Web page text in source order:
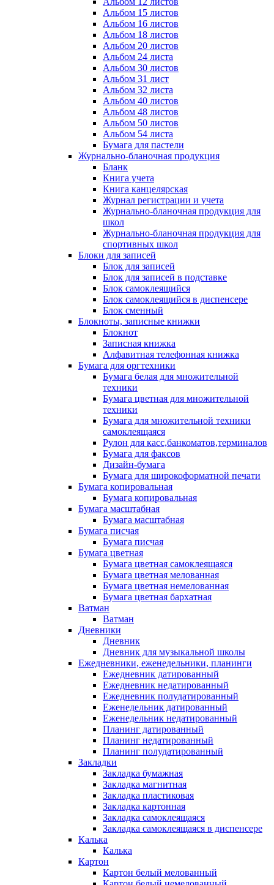
Альбом 15 листов
Альбом 16 листов
Альбом 18 листов
Альбом 20 листов
Альбом 24 листа
Альбом 30 листов
Альбом 31 лист
Альбом 32 листа
Альбом 40 листов
Альбом 48 листов
Альбом 50 листов
Альбом 54 листа
Бумага для пастели
Журнально-бланочная продукция
Бланк
Книга учета
Книга канцелярская
Журнал регистрации и учета
Журнально-бланочная продукция для
школ
Журнально-бланочная продукция для
спортивных школ
Блоки для записей
Блок для записей
Блок для записей в подставке
Блок самоклеящийся
Блок самоклеящийся в диспенсере
Блок сменный
Блокноты, записные книжки
Блокнот
Записная книжка
Алфавитная телефонная книжка
Бумага для оргтехники
Бумага белая для множительной
техники
Бумага цветная для множительной
техники
Бумага для множительной техники
самоклеящаяся
Рулон для касс,банкоматов,терминалов
Бумага для факсов
Дизайн-бумага
Бумага для широкоформатной печати
Бумага копировальная
Бумага копировальная
Бумага масштабная
Бумага масштабная
Бумага писчая
Бумага писчая
Бумага цветная
Бумага цветная самоклеящаяся
Бумага цветная мелованная
Бумага цветная немелованная
Бумага цветная бархатная
Ватман
Ватман
Дневники
Дневник
Дневник для музыкальной школы
Ежедневники, еженедельники, планинги
Ежедневник датированный
Ежедневник недатированный
Ежедневник полудатированный
Еженедельник датированный
Еженедельник недатированный
Планинг датированный
Планинг недатированный
Планинг полудатированный
Закладки
Закладка бумажная
Закладка магнитная
Закладка пластиковая
Закладка картонная
Закладка самоклеящаяся
Закладка самоклеящаяся в диспенсере
Калька
Калька
Картон
Картон белый мелованный